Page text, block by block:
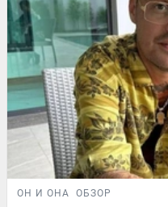
ОН И ОНА ОБЗОР